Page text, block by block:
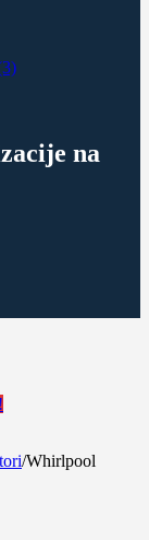
na
/Whirlpool